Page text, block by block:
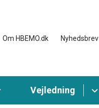
Om HBEMO.dk Nyhedsbrev
Vejledning